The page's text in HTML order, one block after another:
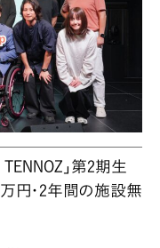
TENNOZ」第2期生
円・2年間の施設無